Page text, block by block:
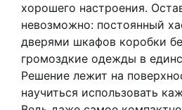
хорошего настроения.
невозможно: постоянный
дверями шкафов коробки
громоздкие одежды в
Решение лежит на
научиться использовать